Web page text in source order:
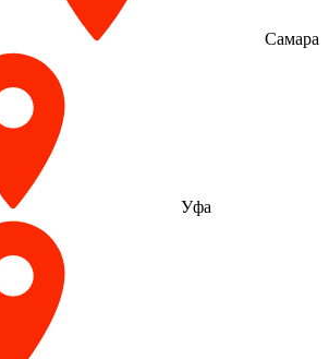
Самара
Уфа